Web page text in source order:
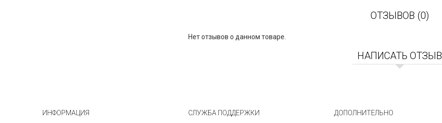
ОТЗЫВОВ (0)
Нет отзывов о данном товаре.
НАПИСАТЬ ОТЗЫВ
ИНФОРМАЦИЯ СЛУЖБА ПОДДЕРЖКИ ДОПОЛНИТЕЛЬНО